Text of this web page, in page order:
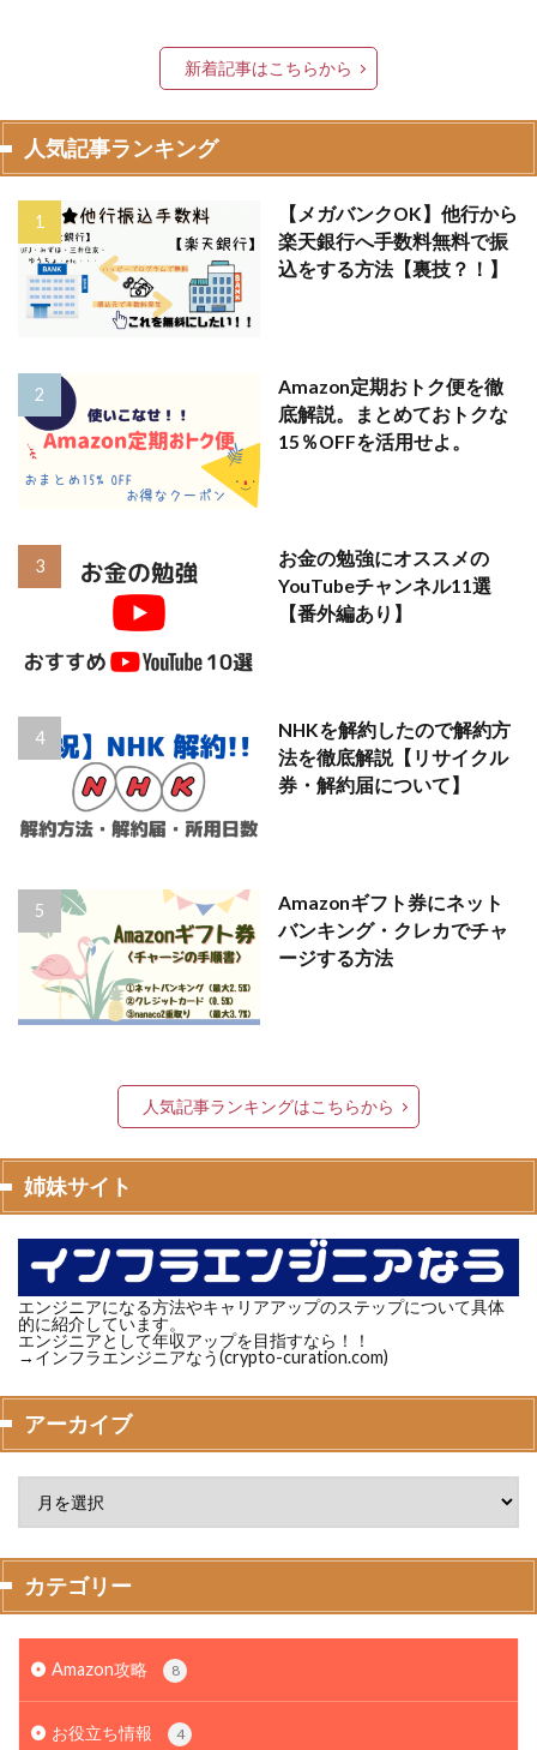
新着記事はこちらから
人気記事ランキング
【メガバンクOK】他行から
楽天銀行へ手数料無料で振
込をする方法【裏技？！】
Amazon定期おトク便を徹
底解説。まとめておトクな
15％OFFを活用せよ。
お金の勉強にオススメの
YouTubeチャンネル11選
【番外編あり】
NHKを解約したので解約方
法を徹底解説【リサイクル
券・解約届について】
Amazonギフト券にネット
バンキング・クレカでチャ
ージする方法
人気記事ランキングはこちらから
姉妹サイト
エンジニアになる方法やキャリアアップのステップについて具体
的に紹介しています。
エンジニアとして年収アップを目指すなら！！
→インフラエンジニアなう(crypto-curation.com)
アーカイブ
カテゴリー
Amazon攻略 8
お役立ち情報 4